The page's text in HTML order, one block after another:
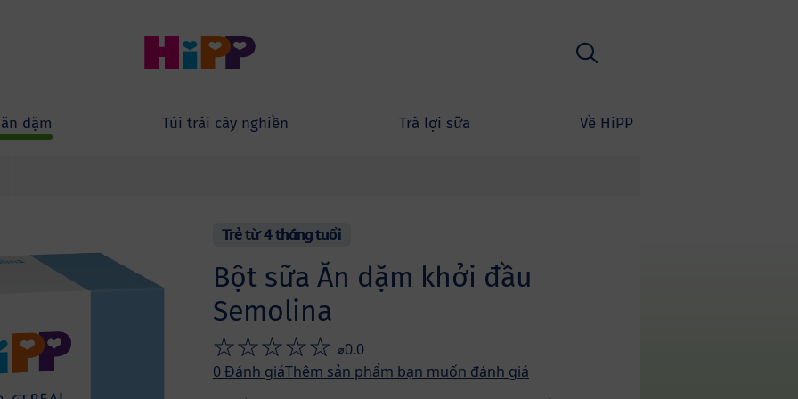
dặm Túi trái cây nghiền Trà lợi sữa Về HiPP
Tìm kiếm
Trẻ từ 4 tháng tuổi
Bột sữa Ăn dặm khởi đầu
Semolina
⌀0.0
0Đánh giáThêm sản phẩm bạn muốn đánh giá